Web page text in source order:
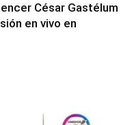
César Gastélum
en vivo en